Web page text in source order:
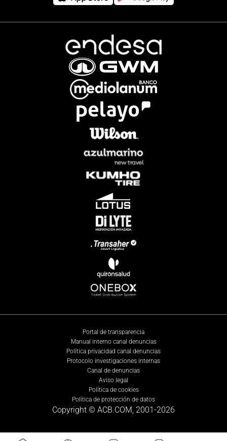
Portal de transparencia
Manual interno canal denuncias
Política privacidad canal denuncias
Protocolo investigaciones internas
Canal de denuncias
Aviso legal
Política de cookies
Política de protección de datos
Copyright © ACB.COM, 2001-2026